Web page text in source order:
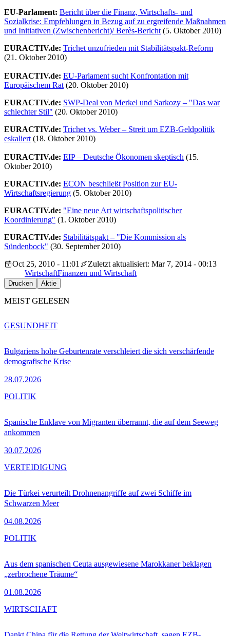
EU-Parlament: Bericht über die Finanz, Wirtschafts- und
Sozialkrise: Empfehlungen in Bezug auf zu ergreifende Maßnahmen
und Initiativen (Zwischenbericht)/ Berès-Bericht (5. Oktober 2010)
EURACTIV.de: Trichet unzufrieden mit Stabilitätspakt-Reform
(21. Oktober 2010)
EURACTIV.de: EU-Parlament sucht Konfrontation mit
Europäischem Rat (20. Oktober 2010)
EURACTIV.de: SWP-Deal von Merkel und Sarkozy – "Das war
schlechter Stil" (20. Oktober 2010)
EURACTIV.de: Trichet vs. Weber – Streit um EZB-Geldpolitik
eskaliert (18. Oktober 2010)
EURACTIV.de: EIP – Deutsche Ökonomen skeptisch (15.
Oktober 2010)
EURACTIV.de: ECON beschließt Position zur EU-
Wirtschaftsregierung (5. Oktober 2010)
EURACTIV.de: "Eine neue Art wirtschaftspolitischer
Koordinierung" (1. Oktober 2010)
EURACTIV.de: Stabilitätspakt – "Die Kommission als
Sündenbock" (30. September 2010)
Oct 25, 2010 - 11:01
Zuletzt aktualisiert: Mar 7, 2014 - 00:13
WirtschaftFinanzen und Wirtschaft
Drucken Aktie
MEIST GELESEN
Bulgariens hohe Geburtenrate verschleiert die sich verschärfende
demografische Krise
28.07.2026
GESUNDHEIT
Spanische Enklave von Migranten überrannt, die auf dem Seeweg
ankommen
30.07.2026
POLITIK
Die Türkei verurteilt Drohnenangriffe auf zwei Schiffe im
Schwarzen Meer
04.08.2026
VERTEIDIGUNG
Aus dem spanischen Ceuta ausgewiesene Marokkaner beklagen
„zerbrochene Träume“
01.08.2026
POLITIK
WIRTSCHAFT